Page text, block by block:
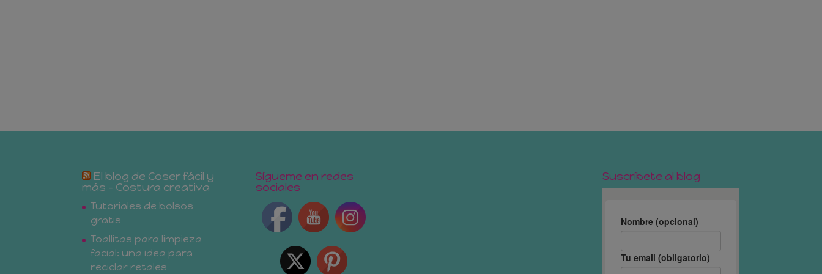
El blog de Coser fácil y
más – Costura creativa
Tutoriales de bolsos
gratis
Toallitas para limpieza
facial: una idea para
reciclar retales
Sígueme en redes
sociales
Suscríbete al blog